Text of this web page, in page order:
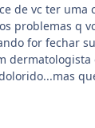
de vc ter uma
problemas q
for fechar
dermatologista